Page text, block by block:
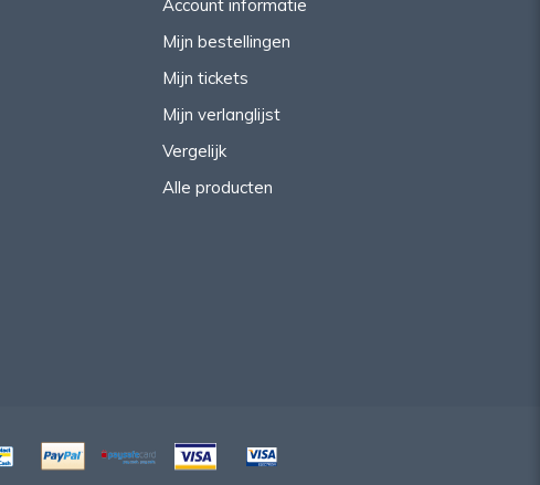
Account informatie
Mijn bestellingen
Mijn tickets
Mijn verlanglijst
Vergelijk
Alle producten